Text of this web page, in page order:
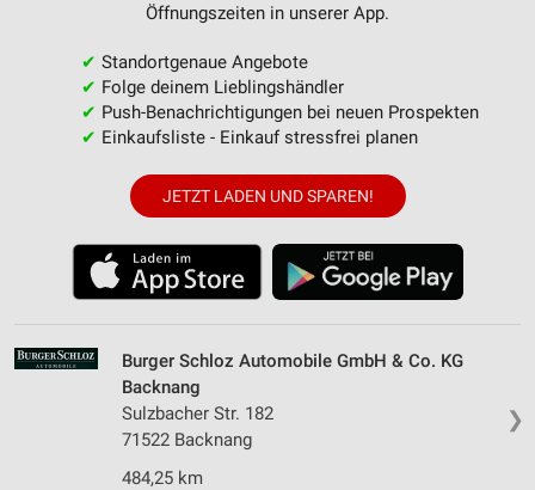
Öffnungszeiten in unserer App.
✔ Standortgenaue Angebote
✔ Folge deinem Lieblingshändler
✔ Push-Benachrichtigungen bei neuen Prospekten
✔ Einkaufsliste - Einkauf stressfrei planen
JETZT LADEN UND SPAREN!
❯
Burger Schloz Automobile GmbH & Co. KG
Backnang
Sulzbacher Str. 182
71522 Backnang
484,25 km